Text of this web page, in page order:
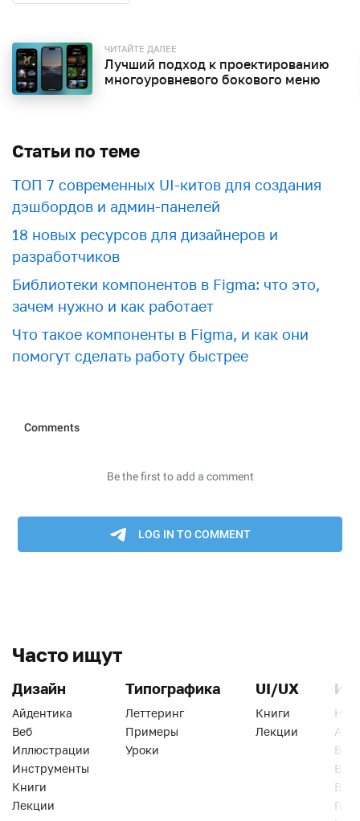
ЧИТАЙТЕ ДАЛЕЕ
Лучший подход к проектированию
многоуровневого бокового меню
Статьи по теме
ТОП 7 современных UI-китов для создания
дэшбордов и админ-панелей
18 новых ресурсов для дизайнеров и
разработчиков
Библиотеки компонентов в Figma: что это,
зачем нужно и как работает
Что такое компоненты в Figma, и как они
помогут сделать работу быстрее
Часто ищут
Дизайн
Айдентика
Веб
Иллюстрации
Инструменты
Книги
Лекции
Типографика
Леттеринг
Примеры
Уроки
UI/UX
Книги
Лекции
Веб